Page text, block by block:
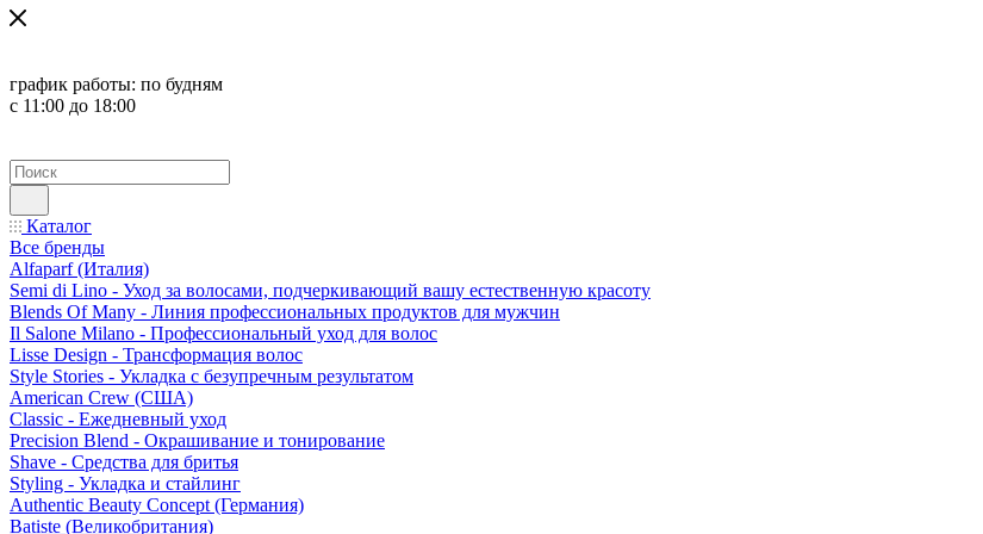
график работы: по будням
с 11:00 до 18:00
Каталог
Все бренды
Alfaparf (Италия)
Semi di Lino - Уход за волосами, подчеркивающий вашу естественную красоту
Blends Of Many - Линия профессиональных продуктов для мужчин
Il Salone Milano - Профессиональный уход для волос
Lisse Design - Трансформация волос
Style Stories - Укладка с безупречным результатом
American Crew (США)
Classic - Ежедневный уход
Precision Blend - Окрашивание и тонирование
Shave - Средства для бритья
Styling - Укладка и стайлинг
Authentic Beauty Concept (Германия)
Batiste (Великобритания)